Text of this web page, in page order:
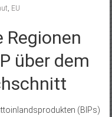
, EU
über dem
(BIPs)